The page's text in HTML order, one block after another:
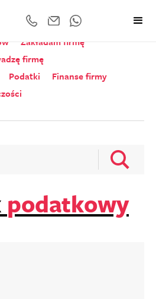
Zeznania roczne
Zakładam firmę
firmę
Podatki
Finanse firmy
podatkowy